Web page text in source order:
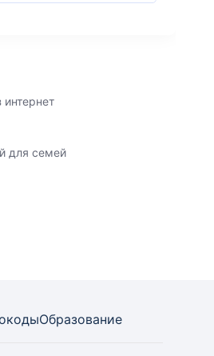
интернет
для семей
Образование